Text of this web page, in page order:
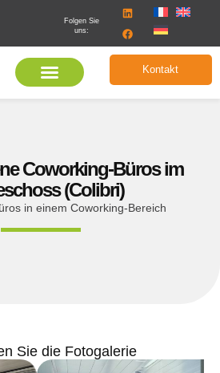
Folgen Sie
uns:
Kontakt
Coworking-Büros im
(Colibri)
in einem Coworking-Bereich
Sie die Fotogalerie